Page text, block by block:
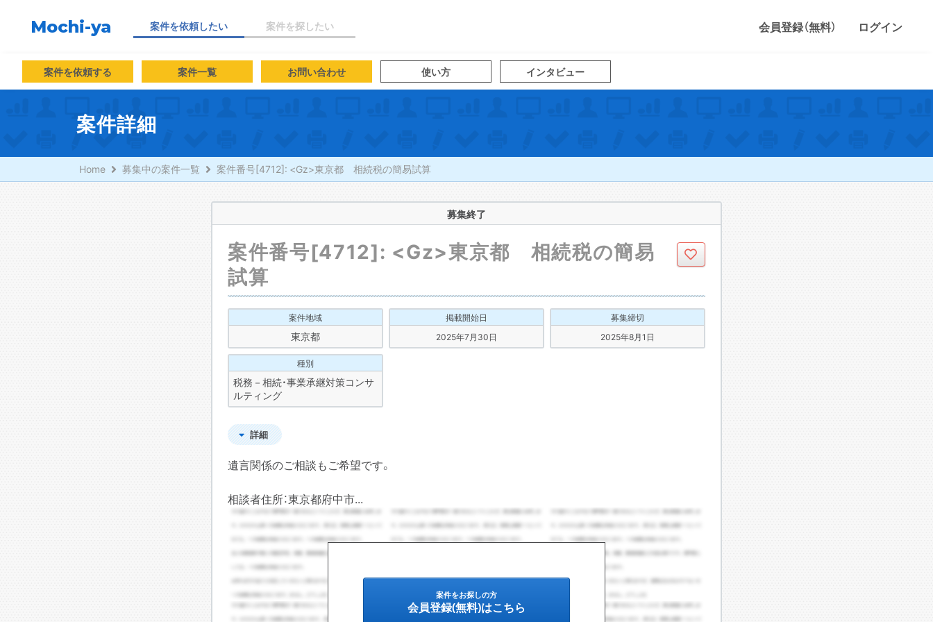
Mochi-ya 案件を依頼したい 案件を探したい 会員登録（無料） ログイン
案件を依頼する 案件一覧 お問い合わせ 使い方 インタビュー
案件詳細
Home 募集中の案件一覧 案件番号[4712]: <Gz>東京都 相続税の簡易試算
募集終了
案件番号[4712]: <Gz>東京都 相続税の簡易
試算
案件地域
東京都
掲載開始日
2025年7月30日
募集締切
2025年8月1日
種別
税務－相続・事業承継対策コンサ
ルティング
詳細
遺言関係のご相談もご希望です。
相談者住所：東京都府中市...
案件をお探しの方
会員登録(無料)はこちら